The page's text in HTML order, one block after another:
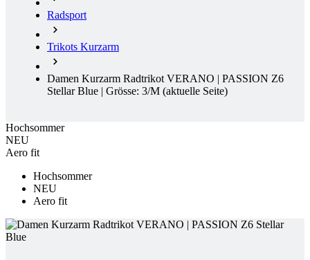
Damen Kurzarm Radtrikot VERANO | PASSION Z6
Stellar Blue | Grösse: 3/M
Hochsommer
NEU